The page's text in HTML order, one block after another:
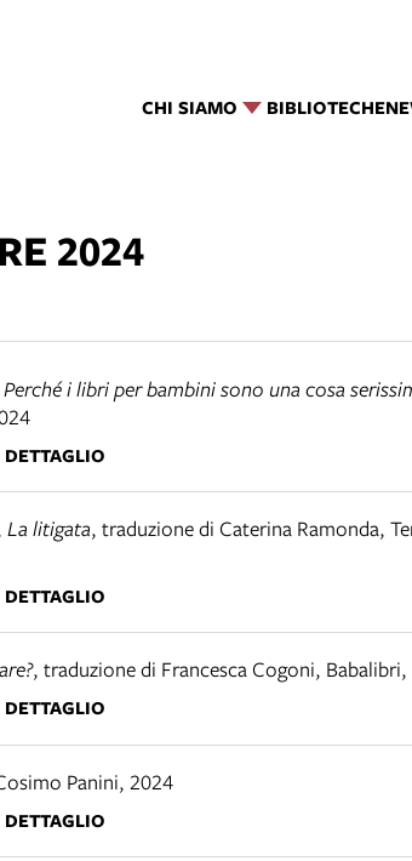
CHI SIAMO BIBLIOTECHE
2024
i libri per bambini sono una cosa
La litigata, traduzione di Caterina Ramonda,
, traduzione di Francesca Cogoni, Babalibri,
Panini, 2024